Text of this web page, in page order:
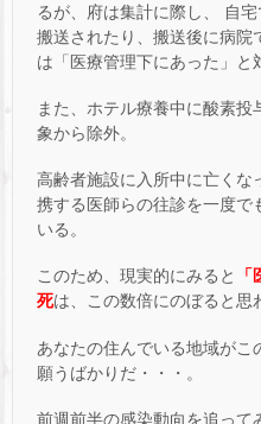
るが、府は集計に際し、 自
搬送されたり、搬送後に病院
は「医療管理下にあった」と
また、ホテル療養中に酸素
象から除外。
高齢者施設に入所中に亡くな
携する医師らの往診を一度で
いる。
このため、現実的にみると
死は、この数倍にのぼると思
あなたの住んでいる地域がこ
願うばかりだ・・・。
前週前半の感染動向を追って